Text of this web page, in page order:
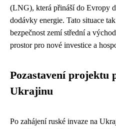
(LNG), která přináší do Evropy
dodávky energie. Tato situace
bezpečnost zemí střední a
prostor pro nové investice a
Pozastavení projektu
Ukrajinu
Po zahájení ruské invaze na